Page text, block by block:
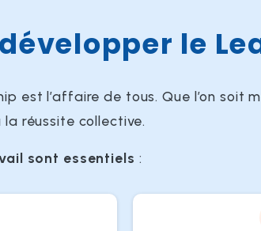
le
est l’affaire de tous. Que l’on soit
réussite collective.
sont essentiels :